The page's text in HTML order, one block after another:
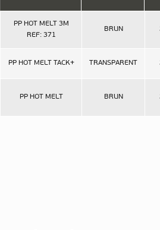
PP HOT MELT 3M
REF: 371
BRUN
PP HOT MELT TACK+ TRANSPARENT
PP HOT MELT BRUN